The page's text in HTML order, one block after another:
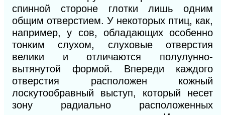
спинной стороне глотки лишь одним
общим отверстием. У некоторых птиц, как,
например, у сов, обладающих особенно
тонким слухом, слуховые отверстия
велики и отличаются полулунно-
вытянутой формой. Впереди каждого
отверстия расположен кожный
лоскутообравный выступ, который несет
зону радиально расположенных